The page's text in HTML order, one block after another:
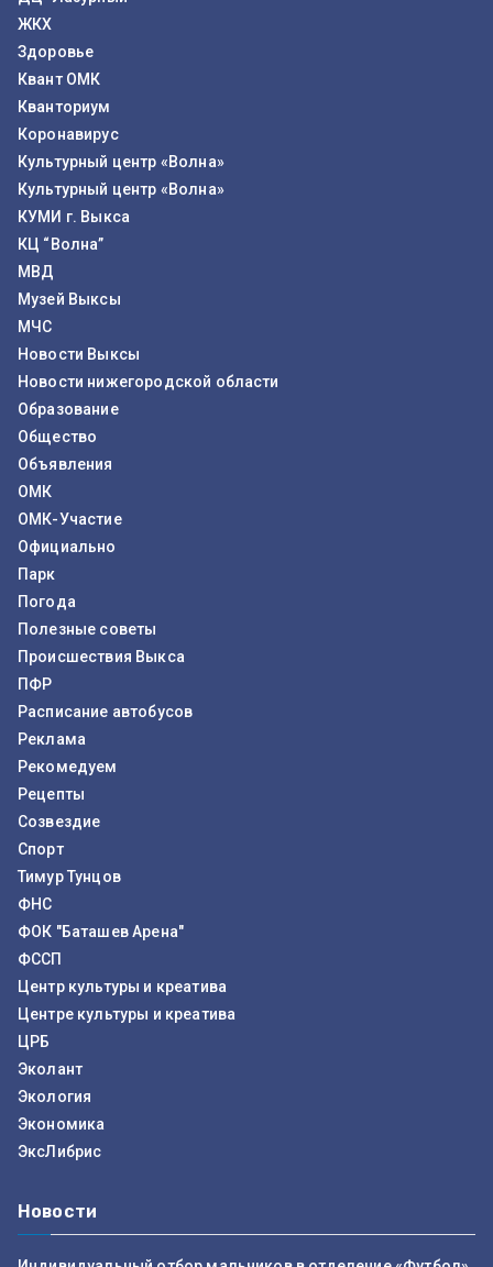
ЖКХ
Здоровье
Квант ОМК
Кванториум
Коронавирус
Культурный центр «Волна»
Культурный центр «Волна»
КУМИ г. Выкса
КЦ “Волна”
МВД
Музей Выксы
МЧС
Новости Выксы
Новости нижегородской области
Образование
Общество
Объявления
ОМК
ОМК-Участие
Официально
Парк
Погода
Полезные советы
Происшествия Выкса
ПФР
Расписание автобусов
Реклама
Рекомедуем
Рецепты
Созвездие
Спорт
Тимур Тунцов
ФНС
ФОК "Баташев Арена"
ФССП
Центр культуры и креатива
Центре культуры и креатива
ЦРБ
Эколант
Экология
Экономика
ЭксЛибрис
Новости